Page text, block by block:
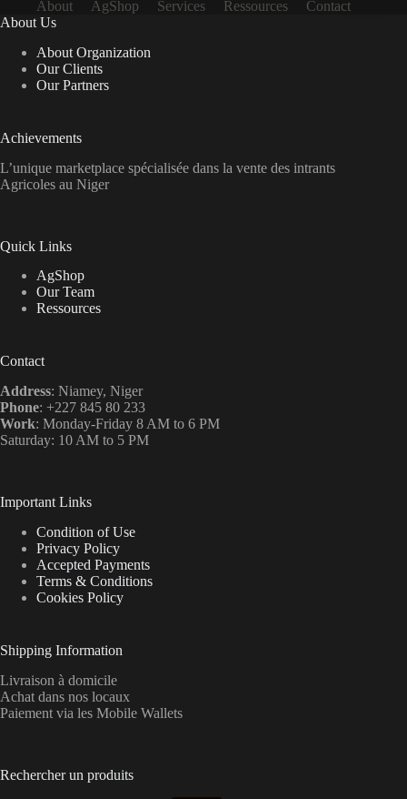
About AgShop Services Ressources
Contact
About Us
About Organization
Our Clients
Our Partners
Achievements
L’unique marketplace spécialisée dans la vente des intrants
Agricoles au Niger
Quick Links
AgShop
Our Team
Ressources
Contact
Address: Niamey, Niger
Phone: +227 845 80 233
Work: Monday-Friday 8 AM to 6 PM
Saturday: 10 AM to 5 PM
Important Links
Condition of Use
Privacy Policy
Accepted Payments
Terms & Conditions
Cookies Policy
Shipping Information
Livraison à domicile
Achat dans nos locaux
Paiement via les Mobile Wallets
Rechercher un produits